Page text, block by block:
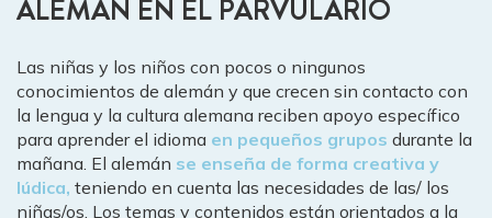
ALEMÁN EN EL PARVULARIO
Las niñas y los niños con pocos o ningunos
conocimientos de alemán y que crecen sin contacto con
la lengua y la cultura alemana reciben apoyo específico
para aprender el idioma en pequeños grupos durante la
mañana. El alemán se enseña de forma creativa y
lúdica, teniendo en cuenta las necesidades de las/ los
niñas/os. Los temas y contenidos están orientados a la